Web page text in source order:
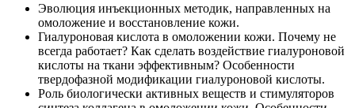
Эволюция инъекционных методик, направленных на
омоложение и восстановление кожи.
Гиалуроновая кислота в омоложении кожи. Почему не
всегда работает? Как сделать воздействие гиалуроновой
кислоты на ткани эффективным? Особенности
твердофазной модификации гиалуроновой кислоты.
Роль биологически активных веществ и стимуляторов